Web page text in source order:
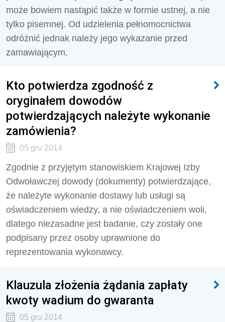
może bowiem nastąpić także w formie ustnej, a nie
tylko pisemnej. Od udzielenia pełnomocnictwa
odróżnić jednak należy jego wykazanie przed
zamawiającym.
Kto potwierdza zgodność z
oryginałem dowodów
potwierdzających należyte wykonanie
zamówienia?
05 gru 2014
Zgodnie z przyjętym stanowiskiem Krajowej Izby
Odwoławczej dowody (dokumenty) potwierdzające,
że należyte wykonanie dostawy lub usługi są
oświadczeniem wiedzy, a nie oświadczeniem woli,
dlatego niezasadne jest badanie, czy zostały one
podpisany przez osoby uprawnione do
reprezentowania wykonawcy.
Klauzula złożenia żądania zapłaty
kwoty wadium do gwaranta
05 gru 2014